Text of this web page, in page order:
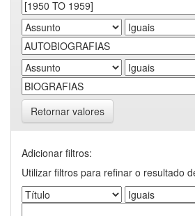
Retornar valores
Adicionar filtros:
Utilizar filtros para refinar o resultado